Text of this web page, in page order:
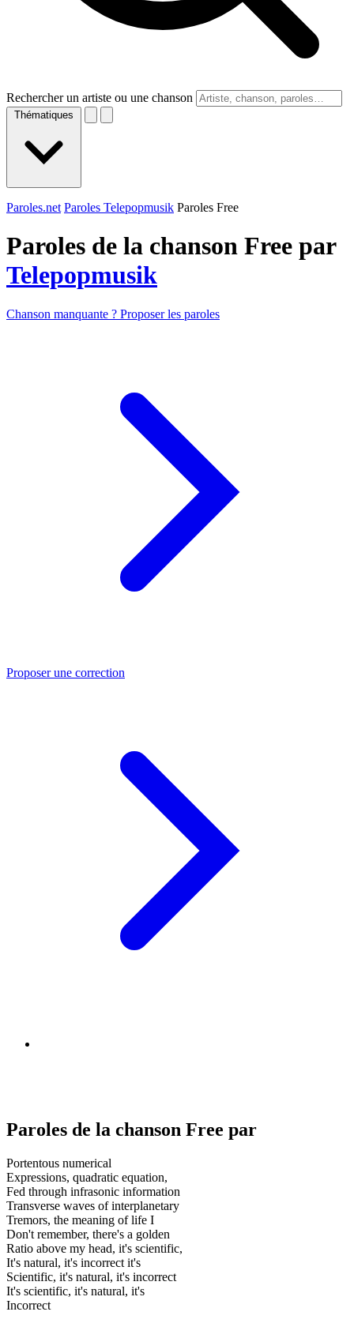
Rechercher un artiste ou une chanson
Thématiques
Paroles.net Paroles Telepopmusik Paroles Free
Paroles de la chanson Free par
Telepopmusik
Chanson manquante ? Proposer les paroles
Proposer une correction
Paroles de la chanson Free par
Portentous numerical
Expressions, quadratic equation,
Fed through infrasonic information
Transverse waves of interplanetary
Tremors, the meaning of life I
Don't remember, there's a golden
Ratio above my head, it's scientific,
It's natural, it's incorrect it's
Scientific, it's natural, it's incorrect
It's scientific, it's natural, it's
Incorrect